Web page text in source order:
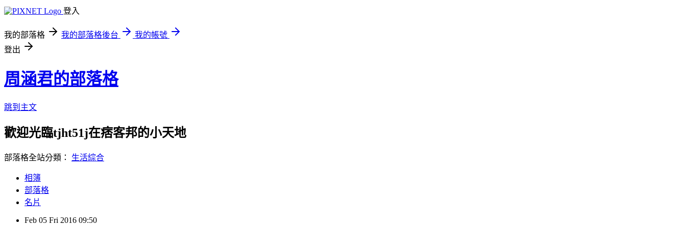
登入
我的部落格 我的部落格後台
我的帳號
登出
周涵君的部落格
跳到主文
歡迎光臨tjht51j在痞客邦的小天地
部落格全站分類： 生活綜合
相簿
部落格
名片
Feb 05 Fri 2016 09:50